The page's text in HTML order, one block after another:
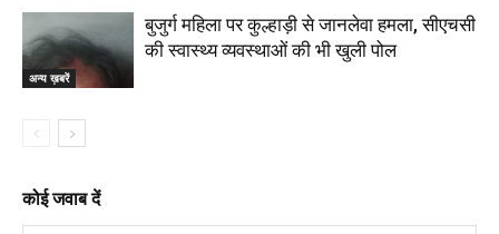
अन्य ख़बरें
बुजुर्ग महिला पर कुल्हाड़ी से जानलेवा हमला, सीएचसी
की स्वास्थ्य व्यवस्थाओं की भी खुली पोल
कोई जवाब दें